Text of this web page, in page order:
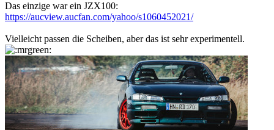
Das einzige war ein JZX100:
https://aucview.aucfan.com/yahoo/s1060452021/
Vielleicht passen die Scheiben, aber das ist sehr experimentell.